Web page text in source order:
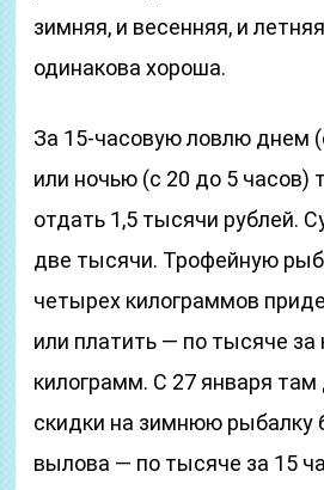
зимняя, и весенняя, и
одинакова хороша.
За 15-часовую ловлю днем
или ночью (с 20 до 5 часов)
отдать 1,5 тысячи рублей.
две тысячи. Трофейную
четырех килограммов
или платить — по тысяче
килограмм. С 27 января
скидки на зимнюю рыбалку
вылова — по тысяче за 15